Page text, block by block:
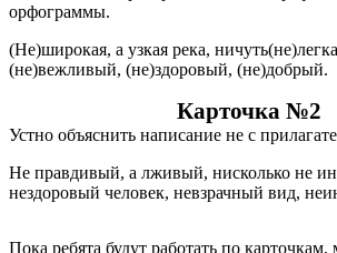
орфограммы.
(Не)широкая, а узкая река,
(не)вежливый, (не)здоровый, (не)добрый.
Карточка №2
Устно объяснить написание не с
Не правдивый, а лживый, нисколько не
нездоровый человек, невзрачный вид,
Пока ребята будут работать по